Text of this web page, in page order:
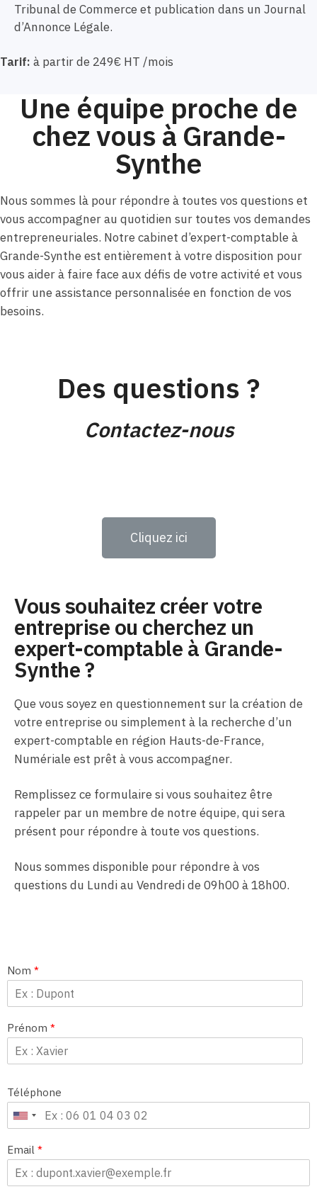
Tribunal de Commerce et publication dans un Journal
d’Annonce Légale.
Tarif: à partir de 249€ HT /mois
Une équipe proche de
chez vous à Grande-
Synthe
Nous sommes là pour répondre à toutes vos questions et
vous accompagner au quotidien sur toutes vos demandes
entrepreneuriales. Notre cabinet d’expert-comptable à
Grande-Synthe est entièrement à votre disposition pour
vous aider à faire face aux défis de votre activité et vous
offrir une assistance personnalisée en fonction de vos
besoins.
Des questions ?
Contactez-nous
Cliquez ici
Vous souhaitez créer votre
entreprise ou cherchez un
expert-comptable à Grande-
Synthe ?
Que vous soyez en questionnement sur la création de
votre entreprise ou simplement à la recherche d’un
expert-comptable en région Hauts-de-France,
Numériale est prêt à vous accompagner.
Remplissez ce formulaire si vous souhaitez être
rappeler par un membre de notre équipe, qui sera
présent pour répondre à toute vos questions.
Nous sommes disponible pour répondre à vos
questions du Lundi au Vendredi de 09h00 à 18h00.
Nom *
Prénom *
Téléphone
Email *